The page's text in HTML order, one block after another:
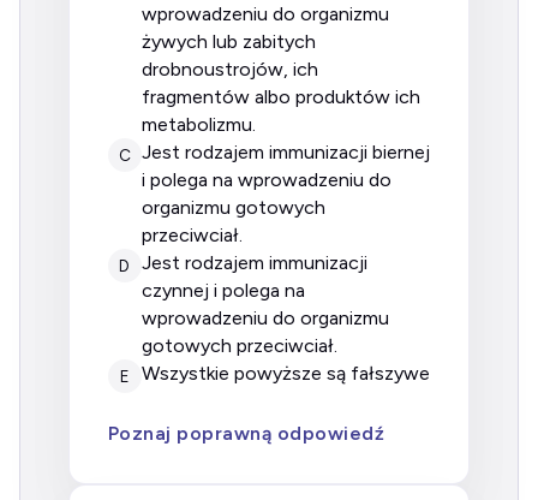
wprowadzeniu do organizmu
żywych lub zabitych
drobnoustrojów, ich
fragmentów albo produktów ich
metabolizmu.
C jest rodzajem immunizacji biernej
i polega na wprowadzeniu do
organizmu gotowych
przeciwciał.
D
jest rodzajem immunizacji
czynnej i polega na
wprowadzeniu do organizmu
gotowych przeciwciał.
E wszystkie powyższe są fałszywe
Poznaj poprawną odpowiedź